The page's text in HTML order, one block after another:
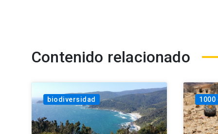
Contenido relacionado
biodiversidad 1000